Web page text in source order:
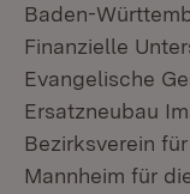
Baden-
Finanzielle
Evangelische
Ersatzneubau
Bezirksverein
Mannheim für